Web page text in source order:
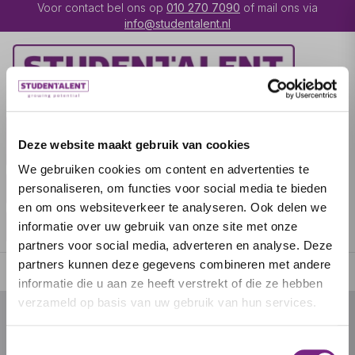
Deze website maakt gebruik van cookies
We gebruiken cookies om content en advertenties te
personaliseren, om functies voor social media te bieden
en om ons websiteverkeer te analyseren. Ook delen we
informatie over uw gebruik van onze site met onze
partners voor social media, adverteren en analyse. Deze
partners kunnen deze gegevens combineren met andere
informatie die u aan ze heeft verstrekt of die ze hebben
verzameld op basis van uw gebruik van hun services.
Voor contact bel ons op 010 270 7090 of mail ons via
info@studentalent.nl
UITZENDKRACHT
IK BEN WERKGEVER OVER STUDENTALENT
SPECIALISATIES